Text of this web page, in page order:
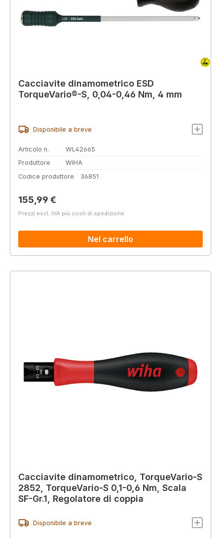
Cacciavite dinamometrico ESD
TorqueVario®-S, 0,04-0,46 Nm, 4 mm
Disponibile a breve
Articolo n.
WL42665
Produttore
WIHA
Codice produttore
36851
Prezzo normale:
155,99 €
Prezzi escl. IVA più costi di spedizione
Nel carrello
Cacciavite dinamometrico, TorqueVario-S
2852, TorqueVario-S 0,1-0,6 Nm, Scala
SF-Gr.1, Regolatore di coppia
Disponibile a breve